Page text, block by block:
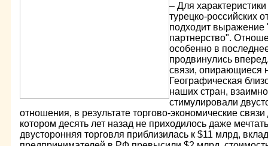
– Для
турецко-российских
подходит выражение
партнерство".
особенно в
продвинулись
связи, опирающиеся
Географическая
наших стран,
стимулировали
отношения, в результате торгово-экономические связи
котором десять лет назад не приходилось даже
двусторонняя торговля приблизилась к $11 млрд,